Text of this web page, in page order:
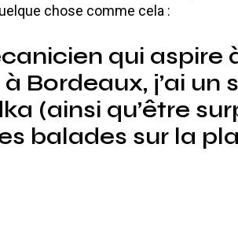
chose comme cela :
qui aspire
Bordeaux, j’ai
(ainsi qu’être
balades sur la